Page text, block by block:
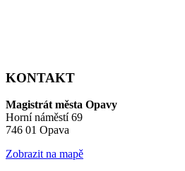
KONTAKT
Magistrát města Opavy
Horní náměstí 69
746 01 Opava
Zobrazit na mapě